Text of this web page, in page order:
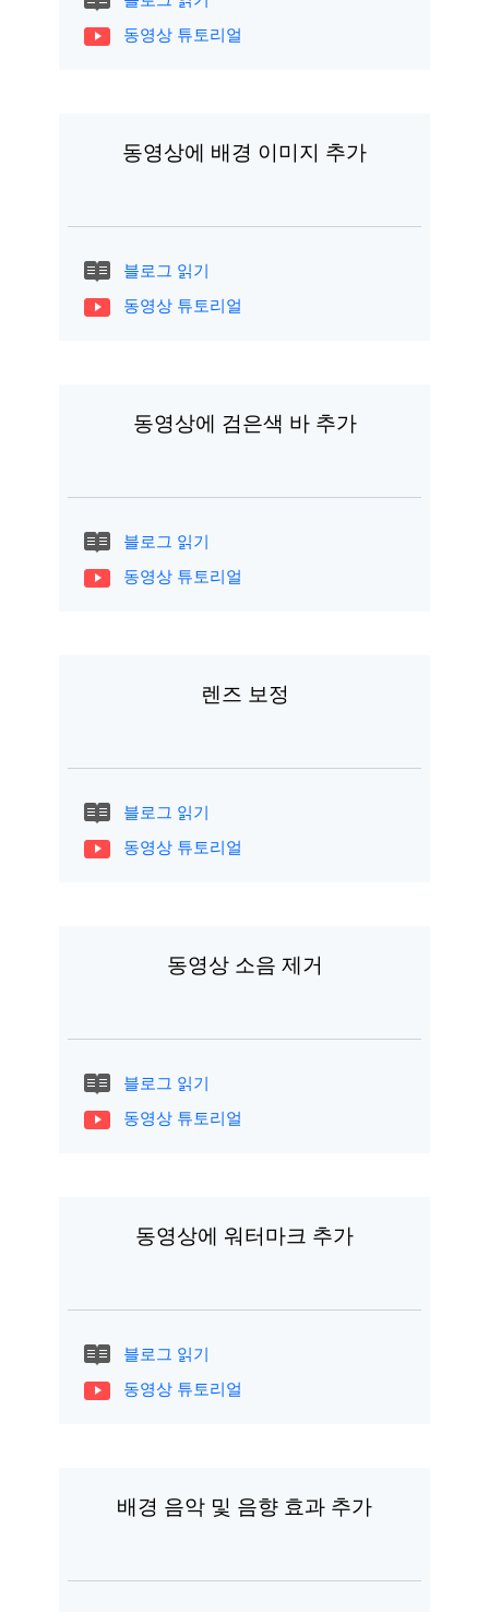
동영상 튜토리얼
동영상에 배경 이미지 추가
블로그 읽기
동영상 튜토리얼
동영상에 검은색 바 추가
블로그 읽기
동영상 튜토리얼
렌즈 보정
블로그 읽기
동영상 튜토리얼
동영상 소음 제거
블로그 읽기
동영상 튜토리얼
동영상에 워터마크 추가
블로그 읽기
동영상 튜토리얼
배경 음악 및 음향 효과 추가